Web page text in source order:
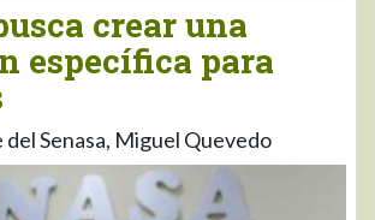
crear una
específica para
Senasa, Miguel Quevedo